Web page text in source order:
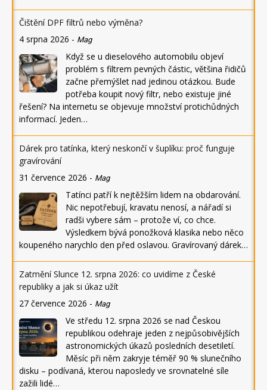
Čištění DPF filtrů nebo výměna?
4 srpna 2026 - Mag
Když se u dieselového automobilu objeví
problém s filtrem pevných částic, většina řidičů
začne přemýšlet nad jedinou otázkou. Bude
potřeba koupit nový filtr, nebo existuje jiné
řešení? Na internetu se objevuje množství protichůdných
informací. Jeden…
Dárek pro tatínka, který neskončí v šuplíku: proč funguje
gravírování
31 července 2026 - Mag
Tatínci patří k nejtěžším lidem na obdarování.
Nic nepotřebují, kravatu nenosí, a nářadí si
radši vybere sám – protože ví, co chce.
Výsledkem bývá ponožková klasika nebo něco
koupeného narychlo den před oslavou. Gravírovaný dárek…
Zatmění Slunce 12. srpna 2026: co uvidíme z České
republiky a jak si úkaz užít
27 července 2026 - Mag
Ve středu 12. srpna 2026 se nad Českou
republikou odehraje jeden z nejpůsobivějších
astronomických úkazů posledních desetiletí.
Měsíc při něm zakryje téměř 90 % slunečního
disku – podívaná, kterou naposledy ve srovnatelné síle
zažili lidé…